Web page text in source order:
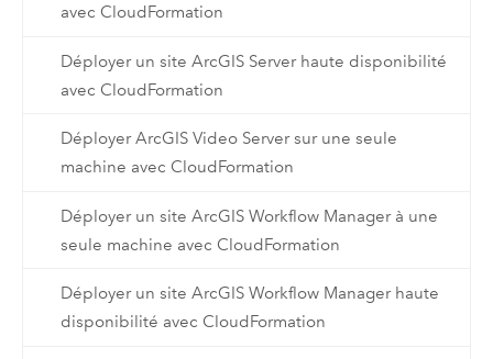
avec CloudFormation
Déployer un site ArcGIS Server haute disponibilité
avec CloudFormation
Déployer ArcGIS Video Server sur une seule
machine avec CloudFormation
Déployer un site ArcGIS Workflow Manager à une
seule machine avec CloudFormation
Déployer un site ArcGIS Workflow Manager haute
disponibilité avec CloudFormation